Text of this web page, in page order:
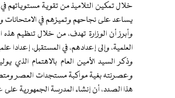
خلال تمكين التلاميذ من تقوية مستوياتهم
يساعد على نجاحهم وتميزهم في الامتحانات
وأبرز أن الوزارة تهدف، من خلال تنظيم هذه
العلمية، وإلى إعدادهم، في المستقبل،
وذكر السيد الأمين العام بالاهتمام الذي
وعصرنته بغية مواكبة مستجدات العصر
هذا الصدد، أن إنشاء المدرسة الجمهورية